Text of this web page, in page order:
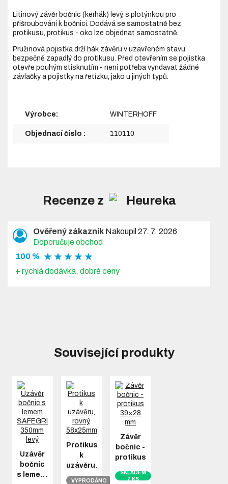
Litinový závěr bočnic (kerhák) levý, s plotýnkou pro
přišroubování k bočnici. Dodává se samostatně bez
protikusu, protikus - oko lze objednat samostatně.
Pružinová pojistka drží hák závěru v uzavřeném stavu
bezpečně zapadlý do protikusu. Před otevřením se pojistka
otevře pouhým stisknutím - není potřeba vyndavat žádné
závlačky a pojistky na řetízku, jako u jiných typů.
Výrobce: WINTERHOFF
Objednací číslo : 110110
Recenze z
Ověřený zákazník Nakoupil 27. 7. 2026
Doporučuje obchod
100 % ★ ★ ★ ★ ★
+ rychlá dodávka, dobré ceny
Související produkty
Uzávěr
bočnic
s leme…
Protikus
k
uzávěru…
VYPRODÁNO
Závěr
bočnic -
protikus…
SKLADEM
7 KS